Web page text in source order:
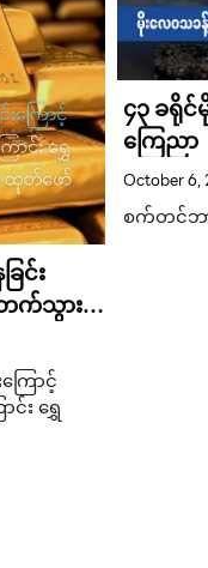
င်း
တက်သွား
င်း
။
ြောင့်
င်း ရွှေ
၄၃ ခရို
ကြေညာ
October 6,
စက်တင်ဘ